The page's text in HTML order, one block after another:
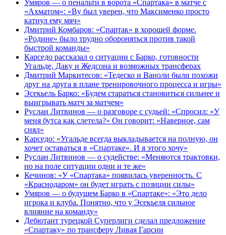
Умяров — о пенальти в ворота «Спартака» в матче с
«Ахматом»: «Ву был уверен, что Максименко просто
катнул ему мяч»
Дмитрий Комбаров: «Спартак» в хорошей форме.
«Родине» было трудно обороняться против такой
быстрой команды»
Карседо рассказал о ситуации с Барко, готовности
Угальде, Даку и Жедсона и возможных трансферах
Дмитрий Маркитесов: «Тедеско и Ваноли были похожи
друг на друга в плане тренировочного процесса и игры»
Эсекьель Барко: «Будем стараться становиться сильнее и
выигрывать матч за матчем»
Руслан Литвинов — о разговоре с судьей: «Спросил: «У
меня бутса как слетела?» Он говорит: «Наверное, сам
снял»
Карседо: «Угальде всегда выкладывается на полную, он
хочет оставаться в «Спартаке». И я этого хочу»
Руслан Литвинов — о судействе: «Меняются трактовки,
но на поле ситуации одни и те же»
Кечинов: «У «Спартака» появилась уверенность. С
«Краснодаром» он будет играть с позиции силы»
Умяров — о будущем Барко в «Спартаке»: «Это дело
игрока и клуба. Понятно, что у Эсекьеля сильное
влияние на команду»
Дебютант турецкой Суперлиги сделал предложение
«Спартаку» по трансферу Ливая Гарсии